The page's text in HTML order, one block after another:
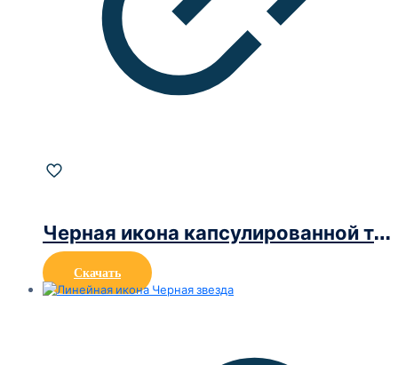
Черная икона капсулированной таблетки
Скачать